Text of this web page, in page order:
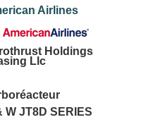
Airlines
Holdings
Llc
W JT8D SERIES